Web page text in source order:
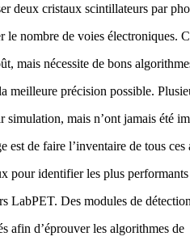
deux cristaux scintillateurs par
nombre de voies électroniques.
mais nécessite de bons
meilleure précision possible.
simulation, mais n’ont jamais été
est de faire l’inventaire de tous ces
pour identifier les plus
LabPET. Des modules de
afin d’éprouver les algorithmes de